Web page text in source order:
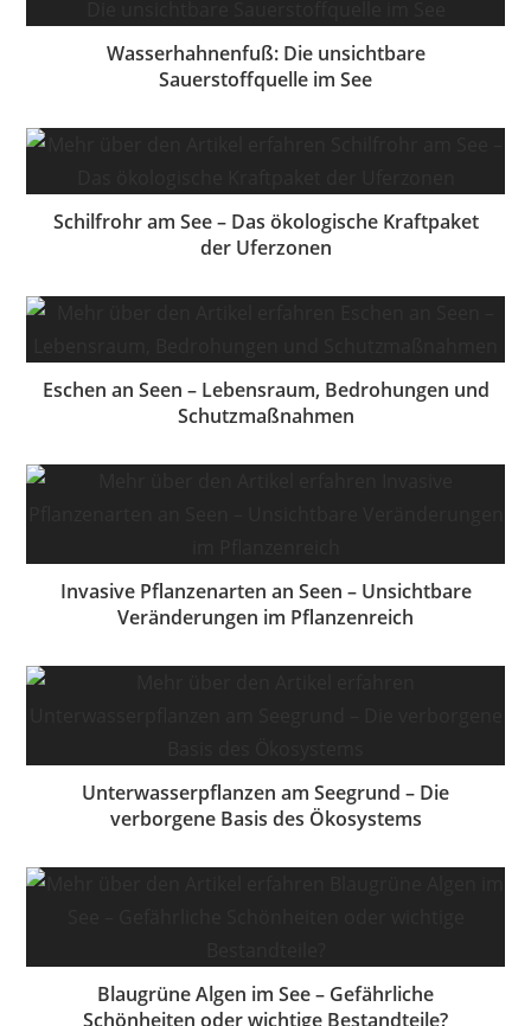
Wasserhahnenfuß: Die unsichtbare
Sauerstoffquelle im See
Schilfrohr am See – Das ökologische Kraftpaket
der Uferzonen
Eschen an Seen – Lebensraum, Bedrohungen und
Schutzmaßnahmen
Invasive Pflanzenarten an Seen – Unsichtbare
Veränderungen im Pflanzenreich
Unterwasserpflanzen am Seegrund – Die
verborgene Basis des Ökosystems
Blaugrüne Algen im See – Gefährliche
Schönheiten oder wichtige Bestandteile?